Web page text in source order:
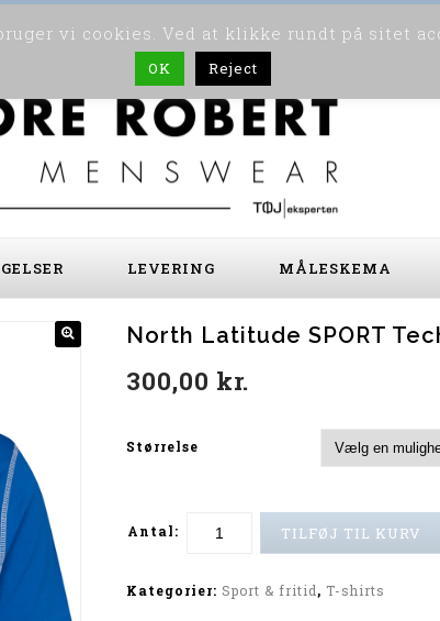
LEVERING MÅLESKEMA
North Latitude SPORT
300,00 kr.
Størrelse
Antal: TILFØJ TIL KURV
Kategorier: Sport & fritid, T-shirts
vi cookies. Ved at klikke rundt på sitet
OK Reject